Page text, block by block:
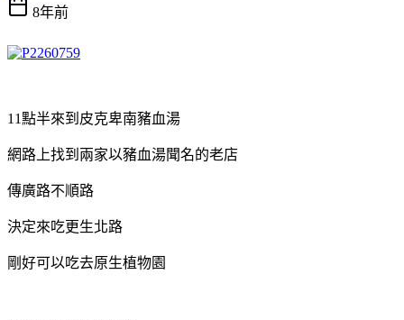
8年前
11點半來到皮克卑南豬血湯
網路上找到兩家以豬血湯聞名的老店
傳廣路不順路
決定來吃更生北路
剛好可以吃去原生植物園